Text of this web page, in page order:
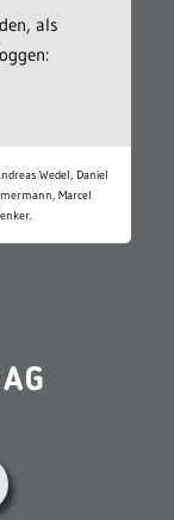
als
Wedel, Daniel
Marcel